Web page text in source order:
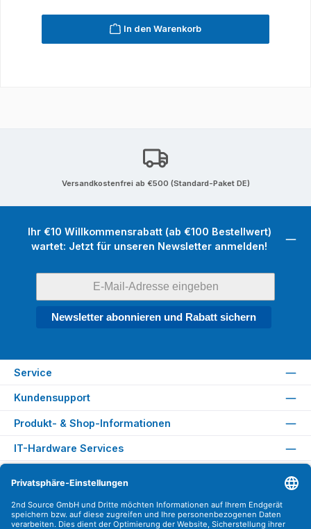
In den Warenkorb
Versandkostenfrei ab €500 (Standard-Paket DE)
Ihr €10 Willkommensrabatt (ab €100 Bestellwert)
wartet: Jetzt für unseren Newsletter anmelden!
Newsletter abonnieren und Rabatt sichern
Service
Kundensupport
Produkt- & Shop-Informationen
IT-Hardware Services
Versandarten
Zahlungsarten